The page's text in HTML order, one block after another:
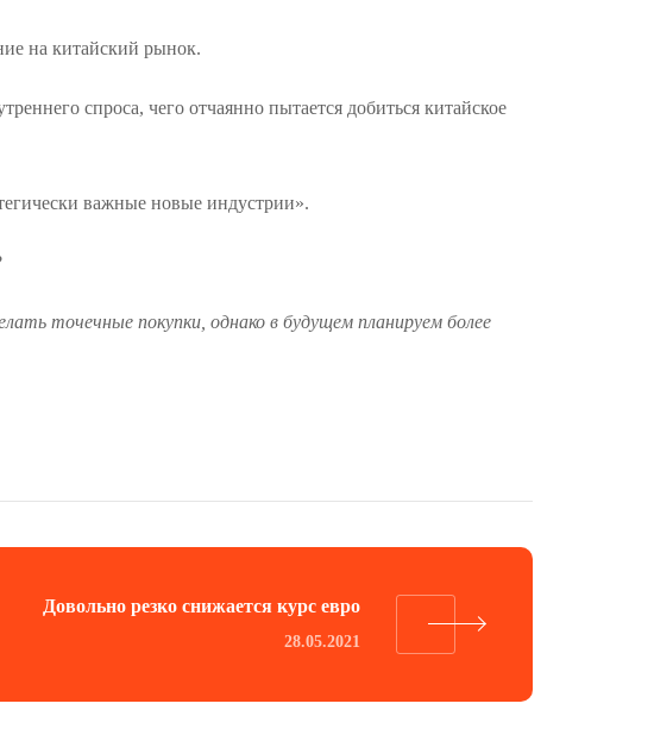
на китайский рынок.
спроса, чего отчаянно пытается добиться китайское
важные новые индустрии».
точечные покупки, однако в будущем планируем более
Довольно резко снижается курс евро
28.05.2021